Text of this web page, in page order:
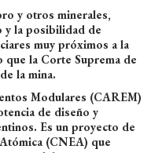
y otros minerales,
y la posibilidad de
muy próximos a la
la Corte Suprema de
la mina.
Modulares (CAREM)
de diseño y
Es un proyecto de
(CNEA) que